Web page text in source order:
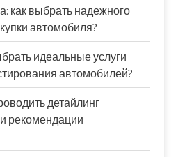
как выбрать надежного
автомобиля?
идеальные услуги
автомобилей?
детайлинг
рекомендации